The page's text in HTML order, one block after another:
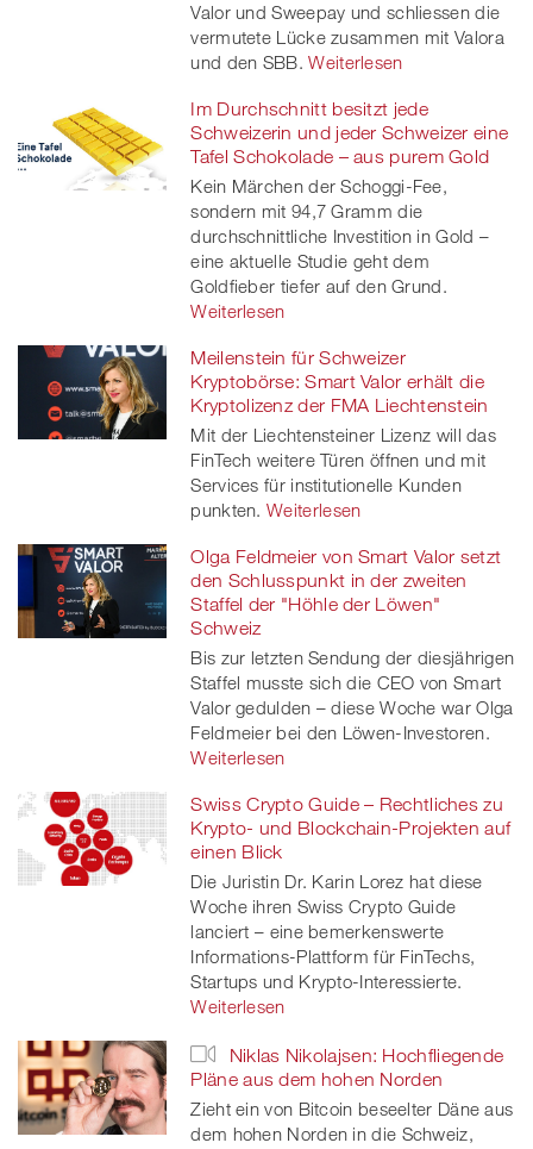
Valor und Sweepay und schliessen die
vermutete Lücke zusammen mit Valora
und den SBB. Weiterlesen
Im Durchschnitt besitzt jede
Schweizerin und jeder Schweizer eine
Tafel Schokolade – aus purem Gold
Kein Märchen der Schoggi-Fee,
sondern mit 94,7 Gramm die
durchschnittliche Investition in Gold –
eine aktuelle Studie geht dem
Goldfieber tiefer auf den Grund.
Weiterlesen
Meilenstein für Schweizer
Kryptobörse: Smart Valor erhält die
Kryptolizenz der FMA Liechtenstein
Mit der Liechtensteiner Lizenz will das
FinTech weitere Türen öffnen und mit
Services für institutionelle Kunden
punkten. Weiterlesen
Olga Feldmeier von Smart Valor setzt
den Schlusspunkt in der zweiten
Staffel der "Höhle der Löwen"
Schweiz
Bis zur letzten Sendung der diesjährigen
Staffel musste sich die CEO von Smart
Valor gedulden – diese Woche war Olga
Feldmeier bei den Löwen-Investoren.
Weiterlesen
Swiss Crypto Guide – Rechtliches zu
Krypto- und Blockchain-Projekten auf
einen Blick
Die Juristin Dr. Karin Lorez hat diese
Woche ihren Swiss Crypto Guide
lanciert – eine bemerkenswerte
Informations-Plattform für FinTechs,
Startups und Krypto-Interessierte.
Weiterlesen
Niklas Nikolajsen: Hochfliegende
Pläne aus dem hohen Norden
Zieht ein von Bitcoin beseelter Däne aus
dem hohen Norden in die Schweiz,